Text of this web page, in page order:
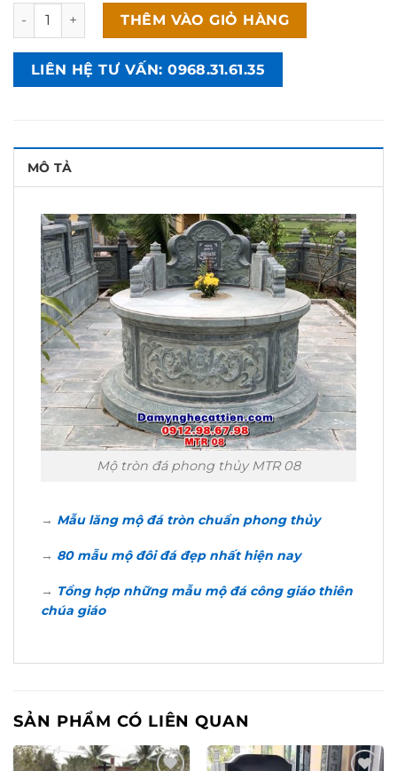
Mộ tròn phong thủy MTR 08 số lượng
THÊM VÀO GIỎ HÀNG
LIÊN HỆ TƯ VẤN: 0968.31.61.35
MÔ TẢ
Mộ tròn đá phong thủy MTR 08
→ Mẫu lăng mộ đá tròn chuẩn phong thủy
→ 80 mẫu mộ đôi đá đẹp nhất hiện nay
→ Tổng hợp những mẫu mộ đá công giáo thiên
chúa giáo
SẢN PHẨM CÓ LIÊN QUAN